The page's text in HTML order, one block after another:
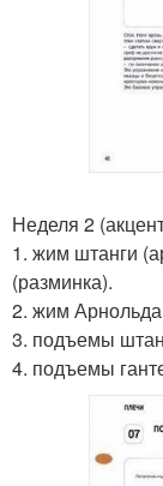
Неделя 2
1. жим штанги
(разминка).
2. жим
3. подъемы
4. подъемы